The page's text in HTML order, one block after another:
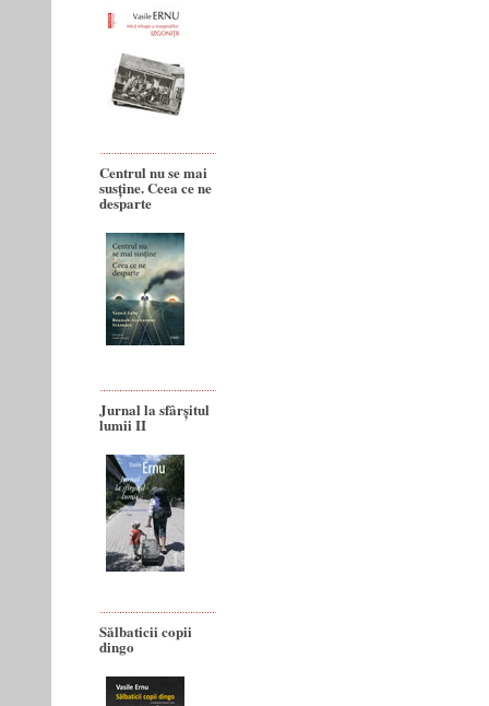
Centrul nu se mai
susține. Ceea ce ne
desparte
Jurnal la sfârșitul
lumii II
Sălbaticii copii
dingo